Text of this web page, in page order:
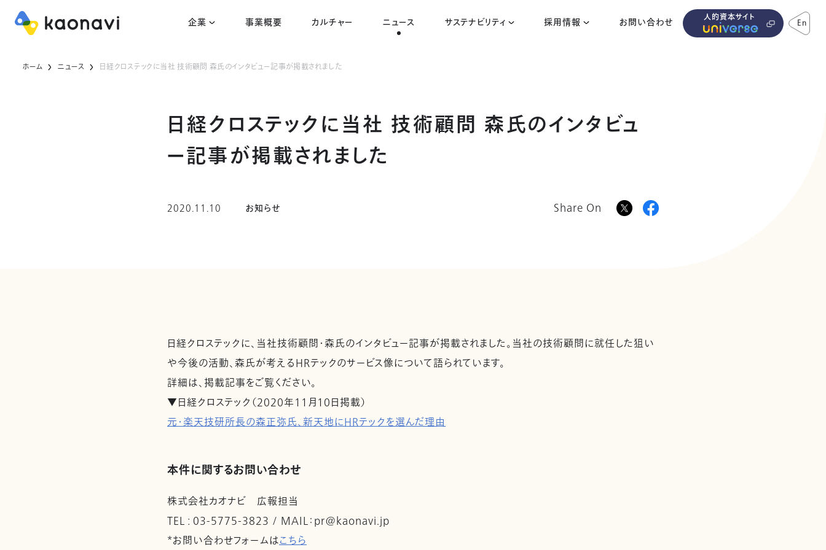
企業 事業概要 カルチャー ニュース サステナビリティ 採用情報 お問い合わせ 人的資本サイト En
ホーム ニュース 日経クロステックに当社 技術顧問 森氏のインタビュー記事が掲載されました
日経クロステックに当社 技術顧問 森氏のインタビュ
ー記事が掲載されました
2020.11.10 お知らせ Share On
日経クロステックに、当社技術顧問・森氏のインタビュー記事が掲載されました。当社の技術顧問に就任した狙い
や今後の活動、森氏が考えるHRテックのサービス像について語られています。
詳細は、掲載記事をご覧ください。
▼日経クロステック（2020年11月10日掲載）
元・楽天技研所長の森正弥氏、新天地にHRテックを選んだ理由
本件に関するお問い合わせ
株式会社カオナビ 広報担当
TEL : 03-5775-3823 / MAIL：pr@kaonavi.jp
*お問い合わせフォームはこちら